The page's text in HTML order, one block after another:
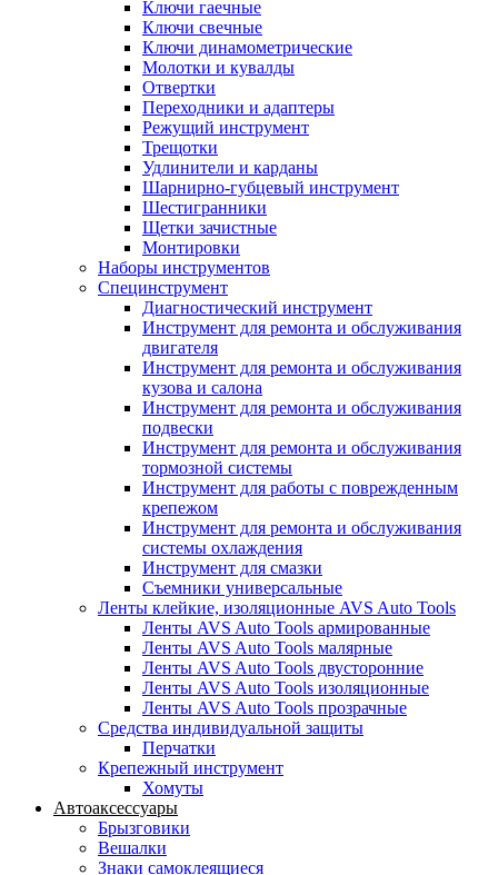
Ключи гаечные
Ключи свечные
Ключи динамометрические
Молотки и кувалды
Отвертки
Переходники и адаптеры
Режущий инструмент
Трещотки
Удлинители и карданы
Шарнирно-губцевый инструмент
Шестигранники
Щетки зачистные
Монтировки
Наборы инструментов
Специнструмент
Диагностический инструмент
Инструмент для ремонта и обслуживания
двигателя
Инструмент для ремонта и обслуживания
кузова и салона
Инструмент для ремонта и обслуживания
подвески
Инструмент для ремонта и обслуживания
тормозной системы
Инструмент для работы с поврежденным
крепежом
Инструмент для ремонта и обслуживания
системы охлаждения
Инструмент для смазки
Съемники универсальные
Ленты клейкие, изоляционные AVS Auto Tools
Ленты AVS Auto Tools армированные
Ленты AVS Auto Tools малярные
Ленты AVS Auto Tools двусторонние
Ленты AVS Auto Tools изоляционные
Ленты AVS Auto Tools прозрачные
Средства индивидуальной защиты
Перчатки
Крепежный инструмент
Хомуты
Автоаксессуары
Брызговики
Вешалки
Знаки самоклеящиеся